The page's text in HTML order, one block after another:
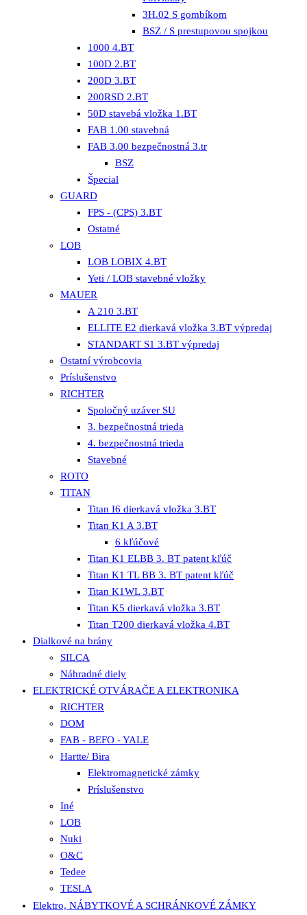
3H.02 S gombíkom
BSZ / S prestupovou spojkou
1000 4.BT
100D 2.BT
200D 3.BT
200RSD 2.BT
50D stavebá vložka 1.BT
FAB 1.00 stavebná
FAB 3.00 bezpečnostná 3.tr
BSZ
Špecial
GUARD
FPS - (CPS) 3.BT
Ostatné
LOB
LOB LOBIX 4.BT
Yeti / LOB stavebné vložky
MAUER
A 210 3.BT
ELLITE E2 dierkavá vložka 3.BT výpredaj
STANDART S1 3.BT výpredaj
Ostatní výrobcovia
Príslušenstvo
RICHTER
Spoločný uzáver SU
3. bezpečnostná trieda
4. bezpečnostná trieda
Stavebné
ROTO
TITAN
Titan I6 dierkavá vložka 3.BT
Titan K1 A 3.BT
6 kľúčové
Titan K1 ELBB 3. BT patent kľúč
Titan K1 TL BB 3. BT patent kľúč
Titan K1WL 3.BT
Titan K5 dierkavá vložka 3.BT
Titan T200 dierkavá vložka 4.BT
Dialkové na brány
SILCA
Náhradné diely
ELEKTRICKÉ OTVÁRAČE A ELEKTRONIKA
RICHTER
DOM
FAB - BEFO - YALE
Hartte/ Bira
Elektromagnetické zámky
Príslušenstvo
Iné
LOB
Nuki
O&C
Tedee
TESLA
Elektro, NÁBYTKOVÉ A SCHRÁNKOVÉ ZÁMKY